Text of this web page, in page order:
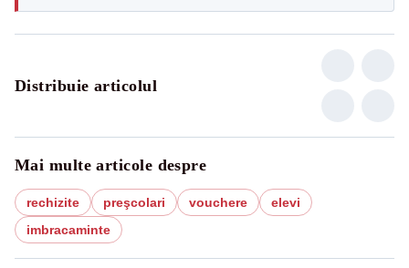
Distribuie articolul
Mai multe articole despre
rechizite preşcolari vouchere
elevi
imbracaminte